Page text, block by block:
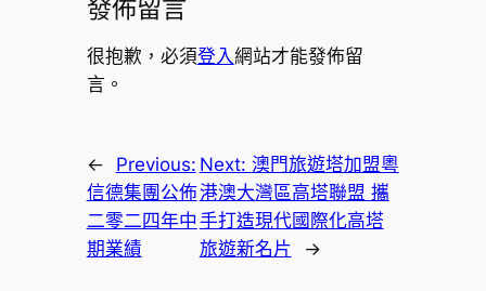
發佈留言
很抱歉，必須登入網站才能發佈留
言。
←
Previous:
信德集團公佈
二零二四年中
期業績
Next: 澳門旅遊塔加盟粵
港澳大灣區高塔聯盟 攜
手打造現代國際化高塔
旅遊新名片
→